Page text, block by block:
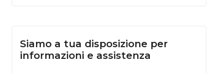
Siamo a tua disposizione per
informazioni e assistenza